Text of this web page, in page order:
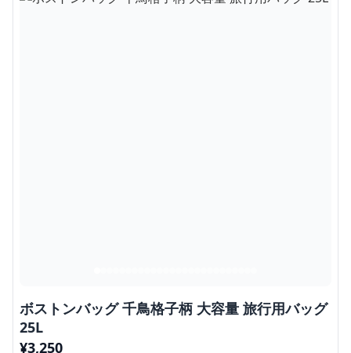
ボストンバッグ 千鳥格子柄 大容量 旅行用バッグ
25L
¥3,250